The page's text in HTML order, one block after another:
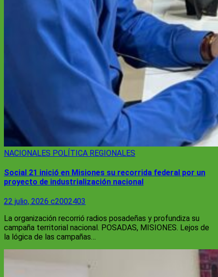
NACIONALES POLÍTICA REGIONALES
Social 21 inició en Misiones su recorrida federal por un
proyecto de industrialización nacional
22 julio, 2026 c2002403
La organización recorrió radios posadeñas y profundiza su
campaña territorial nacional. POSADAS, MISIONES. Lejos de
la lógica de las campañas…